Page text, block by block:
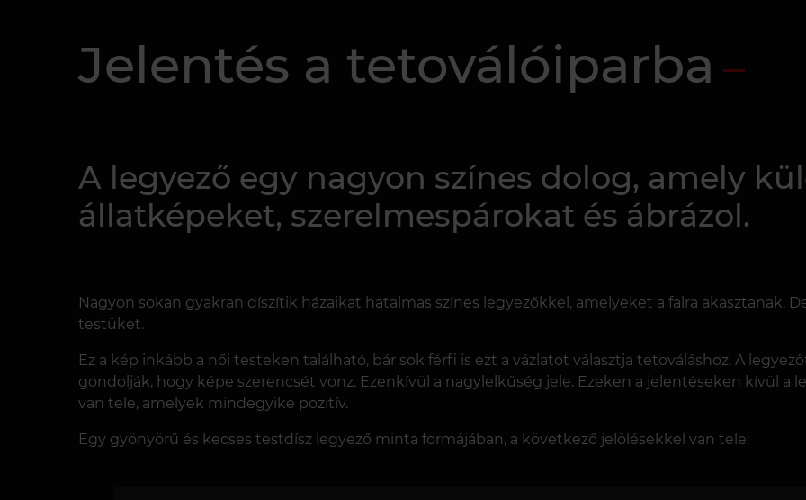
Jelentés a tetoválóiparba
A legyező egy nagyon színes dolog, amely
állatképeket, szerelmespárokat és ábrázol.
Nagyon sokan gyakran díszítik házaikat hatalmas színes legyezőkkel, amelyeket a falra akasztanak.
testüket.
Ez a kép inkább a női testeken található, bár sok férfi is ezt a vázlatot választja tetováláshoz. A
gondolják, hogy képe szerencsét vonz. Ezenkívül a nagylelkűség jele. Ezeken a jelentéseken kívül a
van tele, amelyek mindegyike pozitív.
Egy gyönyörű és kecses testdísz legyező minta formájában, a következő jelölésekkel van tele: